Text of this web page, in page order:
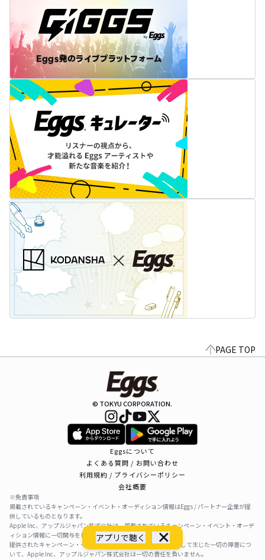
アプリで聴く
PAGE TOP
© TOKYU CORPORATION.
Eggsについて
よくある質問 / お問い合わせ
利用規約 / プライバシーポリシー
会社概要
※免責事項
掲載されているキャンペーン・イベント・オーディション情報はEggs / パートナー企業が提
供しているものとなります。
Apple Inc、アップルジャパン株式会社は、掲載されているキャンペーン・イベント・オーデ
ィション情報に一切関与をしておりません。
提供されたキャンペーン・イベント・オーディション情報を利用して生じた一切の障害につ
いて、Apple Inc、アップルジャパン株式会社は一切の責任を負いません。